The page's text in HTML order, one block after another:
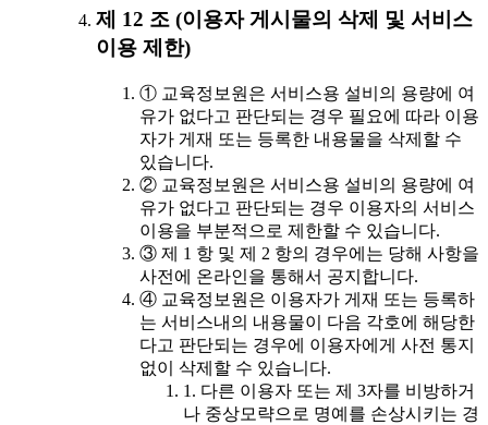
제 12 조 (이용자 게시물의 삭제 및 서비스
이용 제한)
① 교육정보원은 서비스용 설비의 용량에 여
유가 없다고 판단되는 경우 필요에 따라 이용
자가 게재 또는 등록한 내용물을 삭제할 수
있습니다.
② 교육정보원은 서비스용 설비의 용량에 여
유가 없다고 판단되는 경우 이용자의 서비스
이용을 부분적으로 제한할 수 있습니다.
③ 제 1 항 및 제 2 항의 경우에는 당해 사항을
사전에 온라인을 통해서 공지합니다.
④ 교육정보원은 이용자가 게재 또는 등록하
는 서비스내의 내용물이 다음 각호에 해당한
다고 판단되는 경우에 이용자에게 사전 통지
없이 삭제할 수 있습니다.
1. 다른 이용자 또는 제 3자를 비방하거
나 중상모략으로 명예를 손상시키는 경